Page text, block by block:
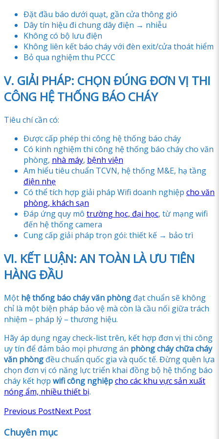
Đặt đầu báo dưới quạt, gần cửa thông gió
Dây tín hiệu đi chung dây điện → nhiễu
Không có bộ lưu điện
Không liên kết báo cháy với đèn exit/cửa thoát hiểm
Bỏ qua nghiệm thu PCCC
V. GIẢI PHÁP: CHỌN ĐÚNG ĐƠN VỊ THI
CÔNG HỆ THỐNG BÁO CHÁY
Tiêu chí cần có:
Được cấp phép thi công hệ thống báo cháy
Có kinh nghiệm thi công hệ thống báo cháy cho văn
phòng, nhà máy, bệnh viện
Am hiểu tiêu chuẩn TCVN, hệ thống M&E, hạ tầng
điện nhẹ
Có thể tích hợp giải pháp Wifi doanh nghiệp cho văn
phòng, khách sạn
Đáp ứng quy mô trường học, đại học, từ mạng wifi
đến hệ thống camera
Cung cấp giải pháp trọn gói: thiết kế → bảo trì
VI. KẾT LUẬN: AN TOÀN LÀ ƯU TIÊN
HÀNG ĐẦU
Một hệ thống báo cháy văn phòng đạt chuẩn sẽ không
chỉ là một biện pháp bảo vệ mà còn là cầu nối giữa trách
nhiệm – pháp lý – thương hiệu.
Hãy áp dụng ngay check-list trên, kết hợp đơn vị thi công
uy tín để đảm bảo mọi phương án phòng cháy chữa cháy
văn phòng đều chuẩn quốc gia và quốc tế. Đừng quên lựa
chọn đơn vị có năng lực triển khai đồng bộ hệ thống báo
cháy kết hợp wifi công nghiệpcho các khu vực sản xuất
nóng ẩm, nhiều thiết bị.
Previous PostNext Post
Chuyên mục